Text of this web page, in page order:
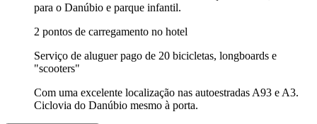
para o Danúbio e parque infantil.
2 pontos de carregamento no hotel
Serviço de aluguer pago de 20 bicicletas, longboards e
"scooters"
Com uma excelente localização nas autoestradas A93 e A3.
Ciclovia do Danúbio mesmo à porta.